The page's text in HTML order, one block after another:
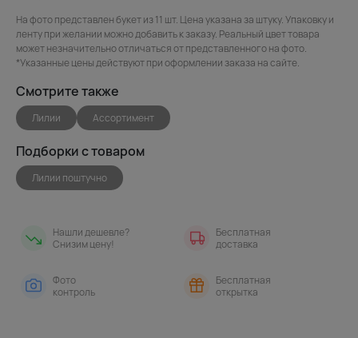
На фото представлен букет из 11 шт. Цена указана за штуку. Упаковку и
ленту при желании можно добавить к заказу. Реальный цвет товара
может незначительно отличаться от представленного на фото.
*Указанные цены действуют при оформлении заказа на сайте.
Смотрите также
Лилии Ассортимент
Подборки с товаром
Лилии поштучно
Нашли дешевле?
Снизим цену!
Бесплатная
доставка
Фото
контроль
Бесплатная
открытка